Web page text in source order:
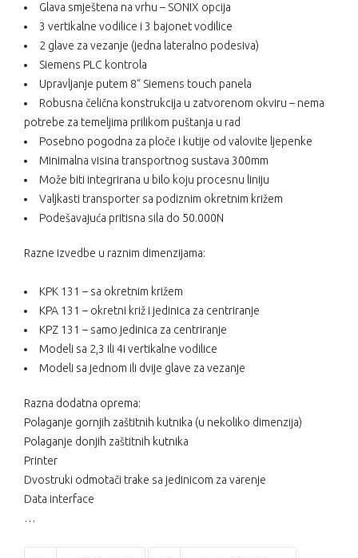
Glava smještena na vrhu – SONIX opcija
3 vertikalne vodilice i 3 bajonet vodilice
2 glave za vezanje (jedna lateralno podesiva)
Siemens PLC kontrola
Upravljanje putem 8“ Siemens touch panela
Robusna čelična konstrukcija u zatvorenom okviru – nema
potrebe za temeljima prilikom puštanja u rad
Posebno pogodna za ploče i kutije od valovite ljepenke
Minimalna visina transportnog sustava 300mm
Može biti integrirana u bilo koju procesnu liniju
Valjkasti transporter sa podiznim okretnim križem
Podešavajuća pritisna sila do 50.000N
Razne izvedbe u raznim dimenzijama:
KPK 131 – sa okretnim križem
KPA 131 – okretni križ i jedinica za centriranje
KPZ 131 – samo jedinica za centriranje
Modeli sa 2,3 ili 4i vertikalne vodilice
Modeli sa jednom ili dvije glave za vezanje
Razna dodatna oprema:
Polaganje gornjih zaštitnih kutnika (u nekoliko dimenzija)
Polaganje donjih zaštitnih kutnika
Printer
Dvostruki odmotači trake sa jedinicom za varenje
Data interface
…